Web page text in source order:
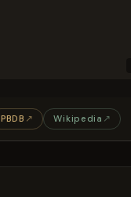
PBDB ↗ Wikipedia ↗